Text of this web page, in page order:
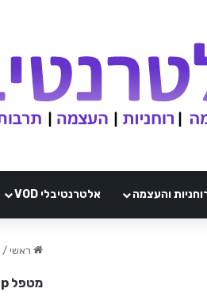
והעצמה אלטרנטיבלי VOD
ראשי /
מטפל nlp בצפון